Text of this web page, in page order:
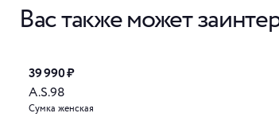
Вас также может
39 990 ₽
A.S.98
Сумка женская